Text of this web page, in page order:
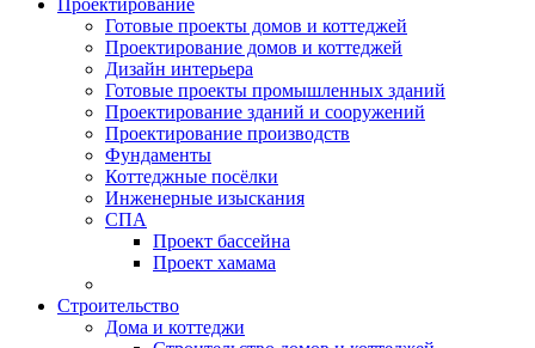
Проектирование
Готовые проекты домов и коттеджей
Проектирование домов и коттеджей
Дизайн интерьера
Готовые проекты промышленных зданий
Проектирование зданий и сооружений
Проектирование производств
Фундаменты
Коттеджные посёлки
Инженерные изыскания
СПА
Проект бассейна
Проект хамама
Строительство
Дома и коттеджи